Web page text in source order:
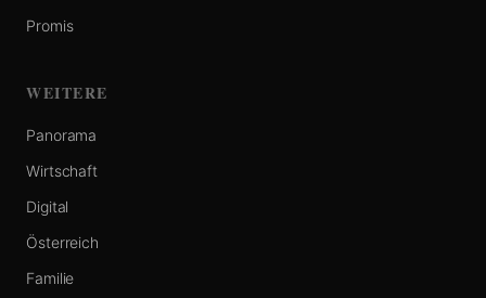
Promis
WEITERE
Panorama
Wirtschaft
Digital
Österreich
Familie